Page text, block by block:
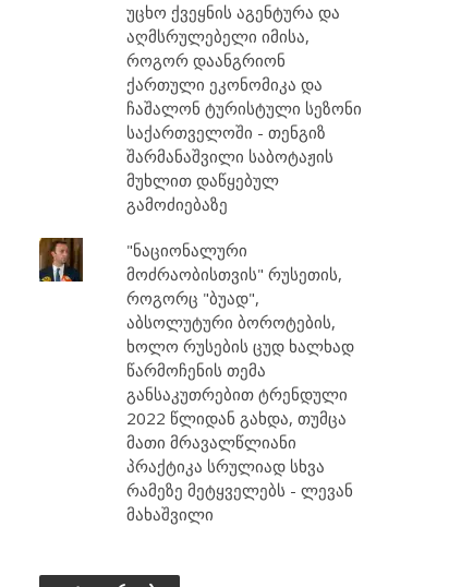
უცხო ქვეყნის აგენტურა და
აღმსრულებელი იმისა,
როგორ დაანგრიონ
ქართული ეკონომიკა და
ჩაშალონ ტურისტული სეზონი
საქართველოში - თენგიზ
შარმანაშვილი საბოტაჟის
მუხლით დაწყებულ
გამოძიებაზე
"ნაციონალური
მოძრაობისთვის" რუსეთის,
როგორც "ბუად",
აბსოლუტური ბოროტების,
ხოლო რუსების ცუდ ხალხად
წარმოჩენის თემა
განსაკუთრებით ტრენდული
2022 წლიდან გახდა, თუმცა
მათი მრავალწლიანი
პრაქტიკა სრულიად სხვა
რამეზე მეტყველებს - ლევან
მახაშვილი